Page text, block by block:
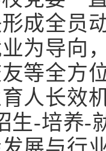
成全员
为导向
等全方
人长效
生-培养-